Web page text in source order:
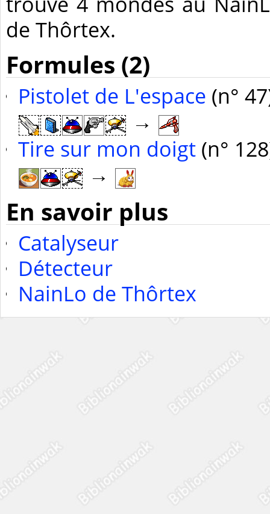
de Thôrtex.
Formules (2)
Pistolet de L'espace (n°
→
Tire sur mon doigt (n°
→
En savoir plus
Catalyseur
Détecteur
NainLo de Thôrtex